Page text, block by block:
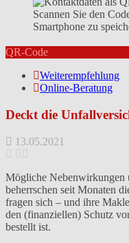
Scannen Sie den
Smartphone zu
QR-Code
Weiterempfehlung
Online-Beratung
Deckt die
13.05.2021
Mögliche Nebenwirkungen
beherrschen seit Monaten
fragen sich – und ihre
den (finanziellen) Schutz
bestellt ist.